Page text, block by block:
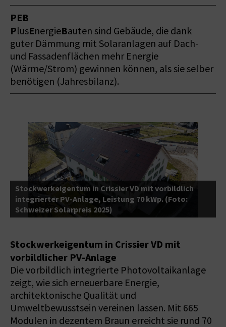
PEB
PlusEnergieBauten sind Gebäude, die dank
guter Dämmung mit Solaranlagen auf Dach-
und Fassadenflächen mehr Energie
(Wärme/Strom) gewinnen können, als sie selber
benötigen (Jahresbilanz).
Stockwerkeigentum in Crissier VD mit vorbildlich
integrierter PV-Anlage, Leistung 70 kWp. (Foto:
Schweizer Solarpreis 2025)
Stockwerkeigentum in Crissier VD mit
vorbildlicher PV-Anlage
Die vorbildlich integrierte Photovoltaikanlage
zeigt, wie sich erneuerbare Energie,
architektonische Qualität und
Umweltbewusstsein vereinen lassen. Mit 665
Modulen in dezentem Braun erreicht sie rund 70